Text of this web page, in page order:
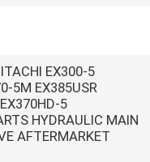
EX300-5
5M EX385USR
5
HYDRAULIC MAIN
AFTERMARKET